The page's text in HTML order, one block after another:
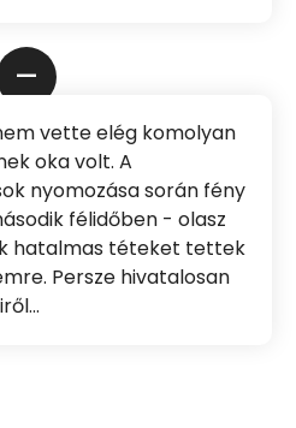
–
vette elég komolyan
oka volt. A
nyomozása során fény
félidőben - olasz
hatalmas téteket tettek
Persze hivatalosan